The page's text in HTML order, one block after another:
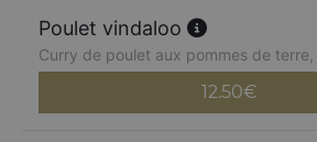
Poulet vindaloo
Curry de poulet aux pommes de
12.50€